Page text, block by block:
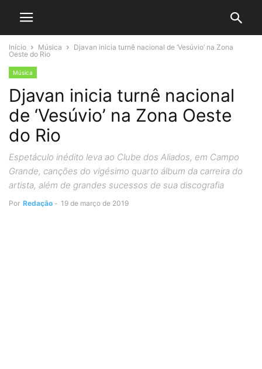
Início Música
Djavan inicia turnê nacional de ‘Vesúvio’ na Zona
Oeste do Rio
Música
Djavan inicia turnê nacional
de ‘Vesúvio’ na Zona Oeste
do Rio
Espetáculo inédito leva ao Clube dos Aliados, em Campo
Grande, canções do vigésimo quarto álbum da carreira do
artista, além de grandes sucessos de sua discografia
Por Redação - 19 de março de 2019